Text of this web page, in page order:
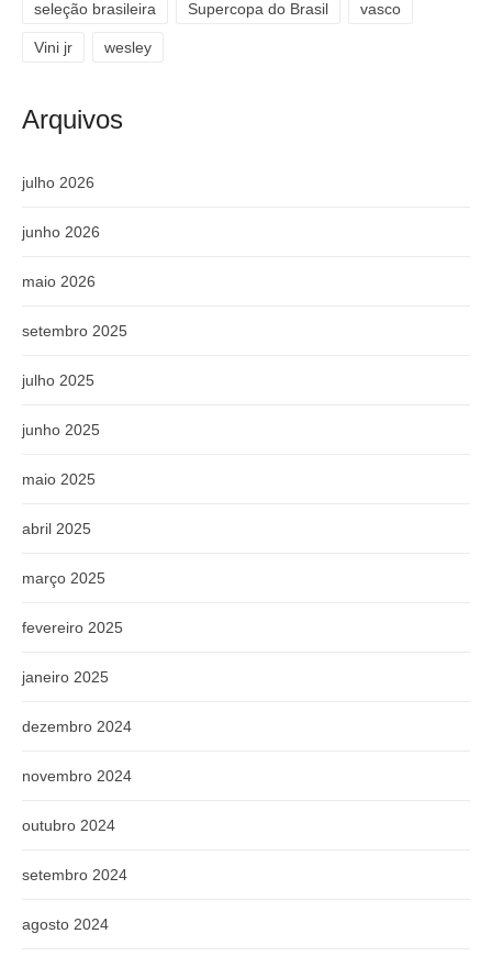
seleção brasileira Supercopa do Brasil vasco
Vini jr wesley
Arquivos
julho 2026
junho 2026
maio 2026
setembro 2025
julho 2025
junho 2025
maio 2025
abril 2025
março 2025
fevereiro 2025
janeiro 2025
dezembro 2024
novembro 2024
outubro 2024
setembro 2024
agosto 2024